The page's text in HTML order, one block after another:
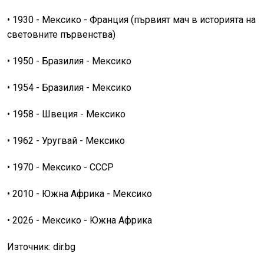
• 1930 - Мексико - Франция (първият мач в историята на
световните първенства)
• 1950 - Бразилия - Мексико
• 1954 - Бразилия - Мексико
• 1958 - Швеция - Мексико
• 1962 - Уругвай - Мексико
• 1970 - Мексико - СССР
• 2010 - Южна Африка - Мексико
• 2026 - Мексико - Южна Африка
Източник: dir.bg